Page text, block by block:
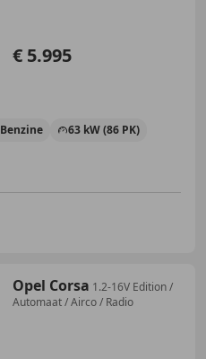
€ 5.995
Benzine 63 kW (86 PK)
Opel Corsa 1.2-16V Edition /
Automaat / Airco / Radio